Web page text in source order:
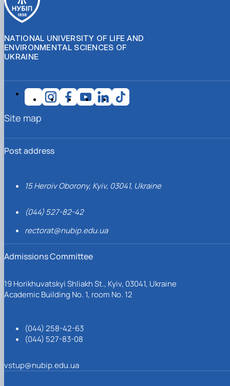
NATIONAL UNIVERSITY OF LIFE AND
ENVIRONMENTAL SCIENCES OF
UKRAINE
Post address
15 Heroiv Oborony, Kyiv, 03041, Ukraine
(044) 527-82-42
rectorat@nubip.edu.ua
Admissions Committee
19 Horikhuvatskyi Shliakh St., Kyiv, 03041, Ukraine
Academic Building No. 1, room No. 12
(044) 258-42-63
(044) 527-83-08
vstup@nubip.edu.ua
Site map